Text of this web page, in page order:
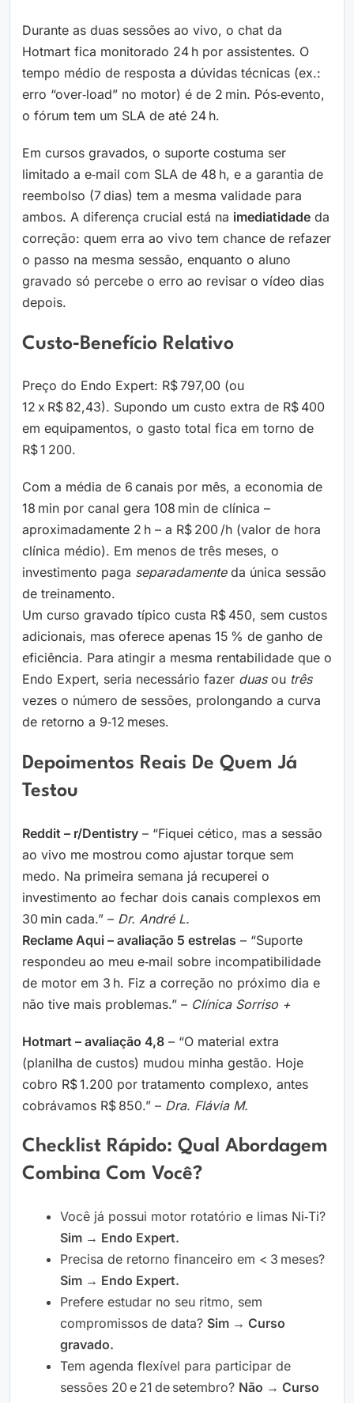
Durante as duas sessões ao vivo, o chat da
Hotmart fica monitorado 24 h por assistentes. O
tempo médio de resposta a dúvidas técnicas (ex.:
erro “over‑load” no motor) é de 2 min. Pós‑evento,
o fórum tem um SLA de até 24 h.
Em cursos gravados, o suporte costuma ser
limitado a e‑mail com SLA de 48 h, e a garantia de
reembolso (7 dias) tem a mesma validade para
ambos. A diferença crucial está na imediatidade da
correção: quem erra ao vivo tem chance de refazer
o passo na mesma sessão, enquanto o aluno
gravado só percebe o erro ao revisar o vídeo dias
depois.
Custo‑benefício Relativo
Preço do Endo Expert: R$ 797,00 (ou
12 x R$ 82,43). Supondo um custo extra de R$ 400
em equipamentos, o gasto total fica em torno de
R$ 1 200.
Com a média de 6 canais por mês, a economia de
18 min por canal gera 108 min de clínica –
aproximadamente 2 h – a R$ 200 /h (valor de hora
clínica médio). Em menos de três meses, o
investimento paga separadamenteda única sessão
de treinamento.
Um curso gravado típico custa R$ 450, sem custos
adicionais, mas oferece apenas 15 % de ganho de
eficiência. Para atingir a mesma rentabilidade que o
Endo Expert, seria necessário fazer duasou três
vezes o número de sessões, prolongando a curva
de retorno a 9‑12 meses.
Depoimentos Reais De Quem Já
Testou
Reddit – r/Dentistry – “Fiquei cético, mas a sessão
ao vivo me mostrou como ajustar torque sem
medo. Na primeira semana já recuperei o
investimento ao fechar dois canais complexos em
30 min cada.” – Dr. André L.
Reclame Aqui – avaliação 5 estrelas – “Suporte
respondeu ao meu e‑mail sobre incompatibilidade
de motor em 3 h. Fiz a correção no próximo dia e
não tive mais problemas.” – Clínica Sorriso +
Hotmart – avaliação 4,8 – “O material extra
(planilha de custos) mudou minha gestão. Hoje
cobro R$ 1.200 por tratamento complexo, antes
cobrávamos R$ 850.” – Dra. Flávia M.
Checklist Rápido: Qual Abordagem
Combina Com Você?
Você já possui motor rotatório e limas Ni‑Ti?
Sim → Endo Expert.
Precisa de retorno financeiro em < 3 meses?
Sim → Endo Expert.
Prefere estudar no seu ritmo, sem
compromissos de data? Sim → Curso
gravado.
Tem agenda flexível para participar de
sessões 20 e 21 de setembro? Não → Curso